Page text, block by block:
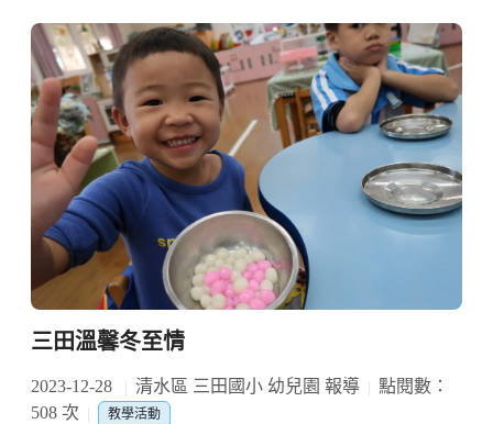
三田溫馨冬至情
2023-12-28 清水區 三田國小 幼兒園 報導
點閱數：
508 次
教學活動